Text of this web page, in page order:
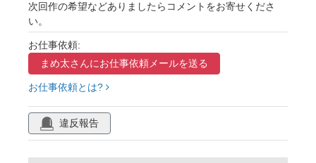
メッセージ
プラカード
伝える 宣伝 紹介 おしらせ 案内
ポーズ シンプル
次回作の希望などありましたらコメントをお寄せくださ
い。
お仕事依頼:
まめ太さんにお仕事依頼メールを送る
お仕事依頼とは?
違反報告